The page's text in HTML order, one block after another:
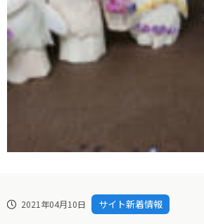
2021年04月10日 サイト新着情報